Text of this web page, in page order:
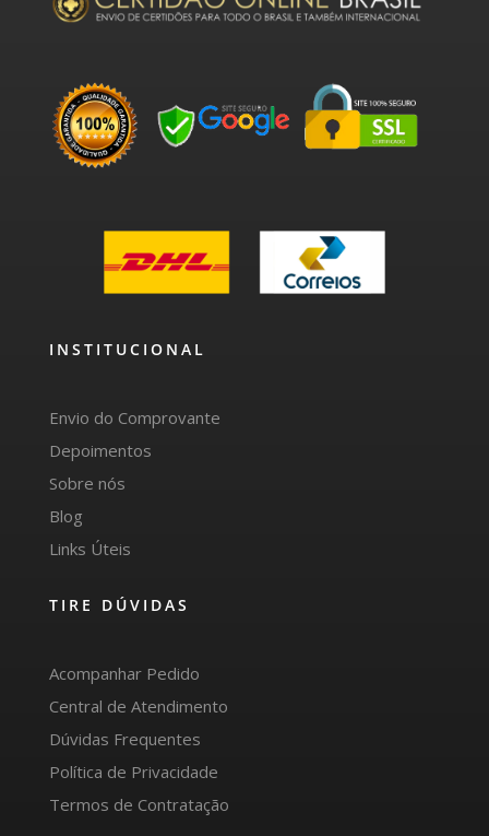
INSTITUCIONAL
Envio do Comprovante
Depoimentos
Sobre nós
Blog
Links Úteis
TIRE DÚVIDAS
Acompanhar Pedido
Central de Atendimento
Dúvidas Frequentes
Política de Privacidade
Termos de Contratação